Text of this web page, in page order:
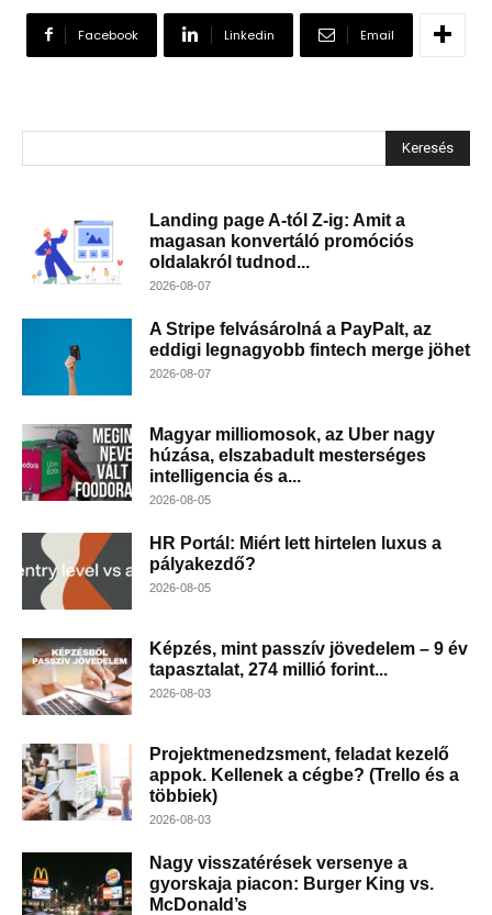
Facebook Linkedin Email
Keresés
Landing page A-tól Z-ig: Amit a
magasan konvertáló promóciós
oldalakról tudnod...
2026-08-07
A Stripe felvásárolná a PayPalt, az
eddigi legnagyobb fintech merge jöhet
2026-08-07
Magyar milliomosok, az Uber nagy
húzása, elszabadult mesterséges
intelligencia és a...
2026-08-05
HR Portál: Miért lett hirtelen luxus a
pályakezdő?
2026-08-05
Képzés, mint passzív jövedelem – 9 év
tapasztalat, 274 millió forint...
2026-08-03
Projektmenedzsment, feladat kezelő
appok. Kellenek a cégbe? (Trello és a
többiek)
2026-08-03
Nagy visszatérések versenye a
gyorskaja piacon: Burger King vs.
McDonald’s